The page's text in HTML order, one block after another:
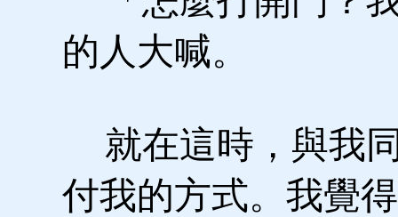
的人大喊。
就在這時，與我
付我的方式。我覺